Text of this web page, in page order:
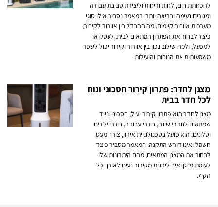
להפחתת חום, לחות וריחות וליצירת סביבת עבודה
ומגורים נעימה ובריאה יותר. במאמר נסביר אילו סוגי
מערכות אוורור קיימים, מה ההבדל בין אוורור לקירור,
כיצד לבחור את הפתרון המתאים לבית, לעסק או
למפעל, ולמה שילוב נכון בין אוורור וקירור יכול לשפר
משמעותית את הנוחות והיעילות.
מצנן לחדר: פתרון קירור חסכוני ונוח
לכל חדר בבית
מצנן לחדר הוא פתרון קירור יעיל, חסכוני ונייד
שמתאים לחדרי שינה, חדרי עבודה, חדרי ילדים
וסלונים. הוא פועל בטכנולוגיית אידוי, צורך מעט
חשמל ואינו דורש התקנה. המאמר מסביר כיצד
לבחור את המצנן המתאים, מהם היתרונות שלו
לעומת מזגן ואיך ליהנות מקירור נעים לאורך כל
הקיץ.